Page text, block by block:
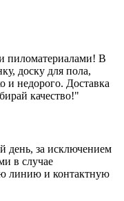
пиломатериалами! В
доску для пола,
и недорого. Доставка
качество!"
день, за исключением
в случае
линию и контактную